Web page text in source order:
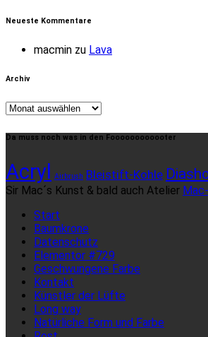
Neueste Kommentare
macmin zu Lava
Archiv
Archiv
Da muss noch was in den Foooooooooooter
Acryl Airbrush Bleistift-Kohle
Sir Mac´s Kunst & bald auch Atelier
Start
Baumkrone
Datenschutz
Elementor #729
Geschwungene Farbe
Kontakt
Künstler der Lüfte
Long way
Natürliche Form und Farbe